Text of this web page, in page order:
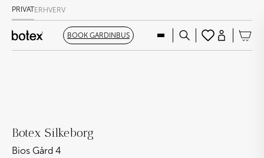
PRIVATERHVERV
BOOK GARDINBUS
Botex Silkeborg
Bios Gård 4